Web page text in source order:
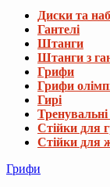
Диски та
Гантелі
Штанги
Штанги з
Грифи
Грифи
Гирі
Стійки для
Стійки для
Грифи